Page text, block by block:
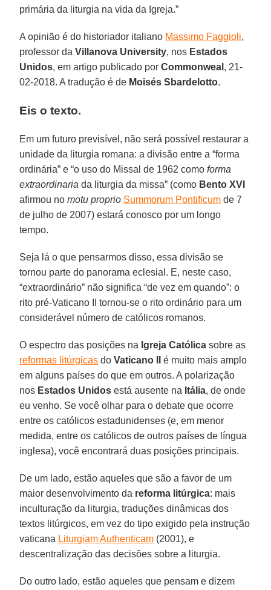
primária da liturgia na vida da Igreja.”
A opinião é do historiador italiano Massimo Faggioli,
professor daVillanova University, nos Estados
Unidos, em artigo publicado porCommonweal , 21-
02-2018. A tradução é de Moisés Sbardelotto.
Eis o texto.
Em um futuro previsível, não será possível restaurar a
unidade da liturgia romana: a divisão entre a “forma
ordinária” e “o uso do Missal de 1962 comoforma
extraordinaria da liturgia da missa” (como Bento XVI
afirmou nomotu proprio Summorum Pontificum de 7
de julho de 2007) estará conosco por um longo
tempo.
Seja lá o que pensarmos disso, essa divisão se
tornou parte do panorama eclesial. E, neste caso,
“extraordinário” não significa “de vez em quando”: o
rito pré-Vaticano II tornou-se o rito ordinário para um
considerável número de católicos romanos.
O espectro das posições na Igreja Católica sobre as
reformas litúrgicas doVaticano II
é muito mais amplo
em alguns países do que em outros. A polarização
nos Estados Unidos está ausente na Itália, de onde
eu venho. Se você olhar para o debate que ocorre
entre os católicos estadunidenses (e, em menor
medida, entre os católicos de outros países de língua
inglesa), você encontrará duas posições principais.
De um lado, estão aqueles que são a favor de um
maior desenvolvimento da reforma litúrgica: mais
inculturação da liturgia, traduções dinâmicas dos
textos litúrgicos, em vez do tipo exigido pela instrução
vaticana Liturgiam Authenticam (2001), e
descentralização das decisões sobre a liturgia.
Do outro lado, estão aqueles que pensam e dizem